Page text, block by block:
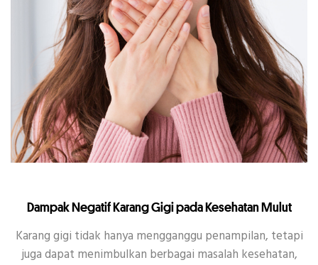
Dampak Negatif Karang Gigi pada Kesehatan Mulut
Karang gigi tidak hanya mengganggu penampilan, tetapi
juga dapat menimbulkan berbagai masalah kesehatan,